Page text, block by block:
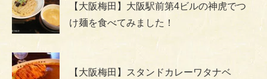
【大阪梅田】大阪駅前第4ビルの神虎でつ
け麺を食べてみました！
【大阪梅田】スタンドカレーワタナベ